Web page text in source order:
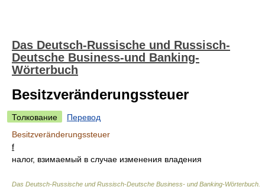
Das Deutsch-Russische und Russisch-
Deutsche Business-und Banking-
Wörterbuch
Besitzveränderungssteuer
Толкование
Перевод
Besitzveränderungssteuer
f
налог, взимаемый в случае изменения владения
Das Deutsch-Russische und Russisch-Deutsche Business- und Banking-Wörterbuch.